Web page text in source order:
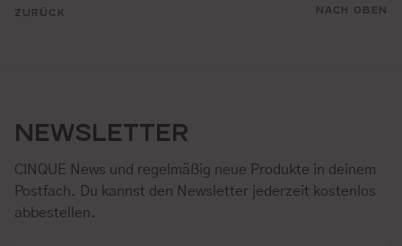
ZURÜCK NACH OBEN
NEWSLETTER
CINQUE News und regelmäßig neue Produkte in deinem
Postfach. Du kannst den Newsletter jederzeit kostenlos
abbestellen.